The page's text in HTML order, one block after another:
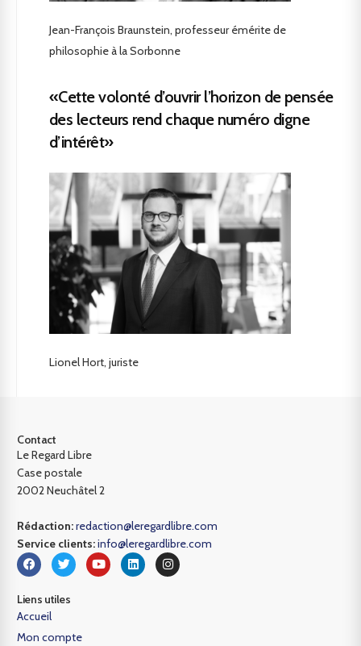
Jean-François Braunstein, professeur émérite de
philosophie à la Sorbonne
«Cette volonté d’ouvrir l’horizon de pensée
des lecteurs rend chaque numéro digne
d’intérêt»
Lionel Hort, juriste
Contact
Le Regard Libre
Case postale
2002 Neuchâtel 2
Rédaction:redaction@leregardlibre.com
Service clients:info@leregardlibre.com
Liens utiles
Accueil
Mon compte